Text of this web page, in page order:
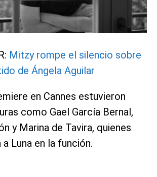
Mitzy rompe el silencio sobre
de Ángela Aguilar
en Cannes estuvieron
como Gael García Bernal,
y Marina de Tavira, quienes
Luna en la función.